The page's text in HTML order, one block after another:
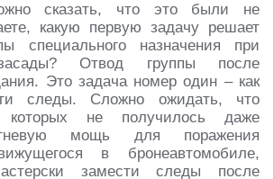
сказать, что это были не
какую первую задачу решает
специального назначения при
Отвод группы после
Это задача номер один – как
следы. Сложно ожидать, что
не получилось даже
мощь для поражения
в бронеавтомобиле,
замести следы после